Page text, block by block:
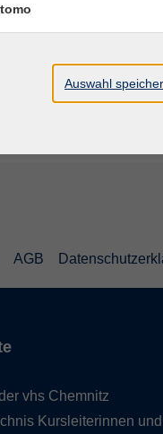
2. November 2026,
AGB
vhs Chemnitz
Kursleiterinnen und
Auswahl